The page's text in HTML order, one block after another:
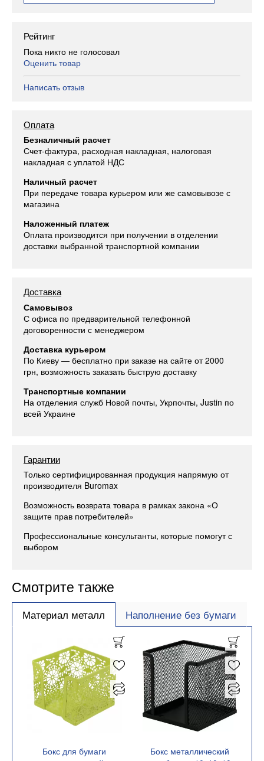
Рейтинг
Пока никто не голосовал
Оценить товар
Написать отзыв
Оплата
Безналичный расчет
Счет-фактура, расходная накладная, налоговая
накладная с уплатой НДС
Наличный расчет
При передаче товара курьером или же самовывозе с
магазина
Наложенный платеж
Оплата производится при получении в отделении
доставки выбранной транспортной компании
Доставка
Самовывоз
С офиса по предварительной телефонной
договоренности с менеджером
Доставка курьером
По Киеву — бесплатно при заказе на сайте от 2000
грн, возможность заказать быструю доставку
Транспортные компании
На отделения служб Новой почты, Укрпочты, Justin по
всей Украине
Гарантии
Только сертифицированная продукция напрямую от
производителя Buromax
Возможность возврата товара в рамках закона «О
защите прав потребителей»
Профессиональные консультанты, которые помогут с
выбором
Смотрите также
Материал металл Наполнение без бумаги
Бокс для бумаги
Бокс металлический